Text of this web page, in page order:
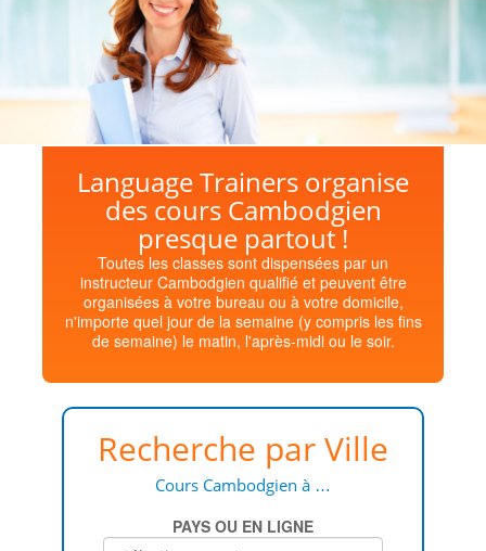
Language Trainers organise
des cours Cambodgien
presque partout !
Toutes les classes sont dispensées par un
instructeur Cambodgien qualifié et peuvent être
organisées à votre bureau ou à votre domicile,
n'importe quel jour de la semaine (y compris les fins
de semaine) le matin, l'après-midi ou le soir.
Recherche par Ville
Cours Cambodgien à …
PAYS OU EN LIGNE